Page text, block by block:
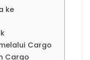
ke
Cargo
Cargo